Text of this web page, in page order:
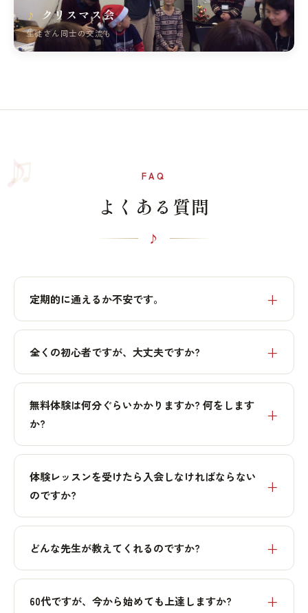
クリスマス会
生徒さん同士の交流も
♫ FAQ
よくある質問
定期的に通えるか不安です。
全くの初心者ですが、大丈夫ですか?
無料体験は何分ぐらいかかりますか? 何をします
か?
体験レッスンを受けたら入会しなければならない
のですか?
どんな先生が教えてくれるのですか?
60代ですが、今から始めても上達しますか?